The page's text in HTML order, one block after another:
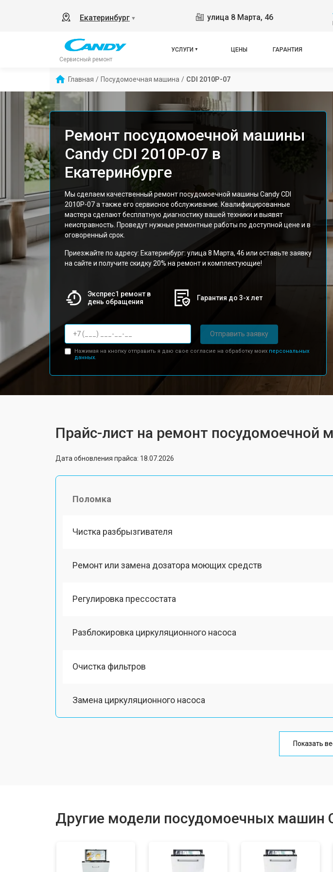
Екатеринбург ▼ улица 8 Марта, 46
Сервисный ремонт
УСЛУГИ ЦЕНЫ ГАРАНТИЯ
Главная / Посудомоечная машина / CDI 2010P-07
Ремонт посудомоечной машины
Candy CDI 2010P-07 в
Екатеринбурге
Мы сделаем качественный ремонт посудомоечной машины Candy CDI
2010P-07 а также его сервисное обслуживание. Квалифицированные
мастера сделают бесплатную диагностику вашей техники и выявят
неисправность. Проведут нужные ремонтные работы по доступной цене и в
оговоренный срок.
Приезжайте по адресу: Екатеринбург: улица 8 Марта, 46 или оставьте заявку
на сайте и получите скидку 20% на ремонт и комплектующие!
Экспрес1 ремонт в
день обращения
Гарантия до 3-х лет
Отправить заявку
Нажимая на кнопку отправить я даю свое согласие на обработку моих персональных
данных.
Прайс-лист на ремонт посудомоечной
Дата обновления прайса: 18.07.2026
Поломка
Чистка разбрызгивателя
Ремонт или замена дозатора моющих средств
Регулировка прессостата
Разблокировка циркуляционного насоса
Очистка фильтров
Замена циркуляционного насоса
Ремонт или замена петли двери
Показать
Другие модели посудомоечных машин